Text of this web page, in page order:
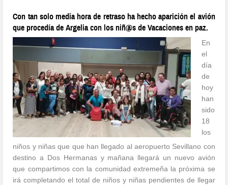
Con tan solo media hora de retraso ha hecho aparición el avión
que procedía de Argelia con los niñ@s de Vacaciones en paz.
En
el
día
de
hoy
han
sido
18
los
niños y niñas que que han llegado al aeropuerto Sevillano con
destino a Dos Hermanas y mañana llegará un nuevo avión
que compartimos con la comunidad extremeña la próxima se
irá completando el total de niños y niñas pendientes de llegar